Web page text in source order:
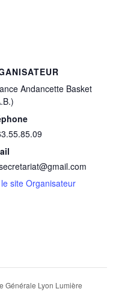
Andancette Basket
site Organisateur
Générale Lyon Lumière